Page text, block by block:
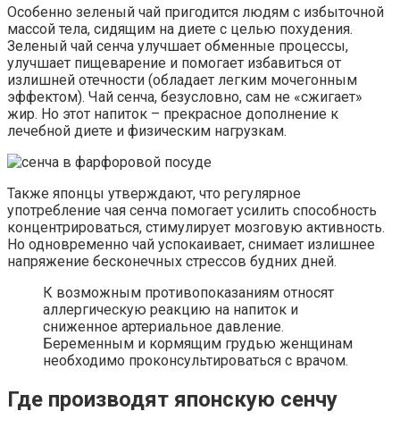
Особенно зеленый чай пригодится людям с избыточной
массой тела, сидящим на диете с целью похудения.
Зеленый чай сенча улучшает обменные процессы,
улучшает пищеварение и помогает избавиться от
излишней отечности (обладает легким мочегонным
эффектом). Чай сенча, безусловно, сам не «сжигает»
жир. Но этот напиток – прекрасное дополнение к
лечебной диете и физическим нагрузкам.
Также японцы утверждают, что регулярное
употребление чая сенча помогает усилить способность
концентрироваться, стимулирует мозговую активность.
Но одновременно чай успокаивает, снимает излишнее
напряжение бесконечных стрессов будних дней.
К возможным противопоказаниям относят
аллергическую реакцию на напиток и
сниженное артериальное давление.
Беременным и кормящим грудью женщинам
необходимо проконсультироваться с врачом.
Где производят японскую сенчу